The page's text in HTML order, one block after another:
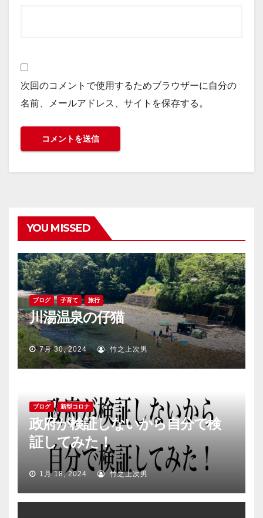
次回のコメントで使用するためブラウザーに自分の
名前、メールアドレス、サイトを保存する。
YOU MISSED
ブログ 子育て 旅行
川湯温泉の仔猫
7月 30, 2024 竹之上次男
ブログ 新型コロナ
政府が検証しないから自分で検
証してみた！
1月 18, 2024 竹之上次男